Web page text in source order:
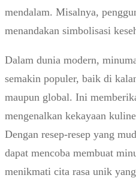
mendalam. Misalnya,
menandakan simbolisasi
Dalam dunia modern,
semakin populer, baik di
maupun global. Ini
mengenalkan kekayaan
Dengan resep-resep yang
dapat mencoba membuat
menikmati cita rasa unik